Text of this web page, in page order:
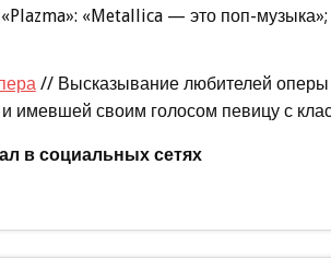
«Metallica — это поп-музыка»;
// Высказывание любителей оперы
имевшей своим голосом певицу с
в социальных сетях